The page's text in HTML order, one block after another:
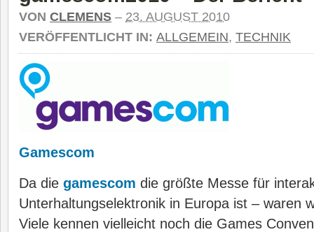
VON CLEMENS – 23. AUGUST 2010
VERÖFFENTLICHT IN: ALLGEMEIN, TECHNIK
Gamescom
Da die gamescom die größte Messe für
Unterhaltungselektronik in Europa ist – waren
Viele kennen vielleicht noch die Games